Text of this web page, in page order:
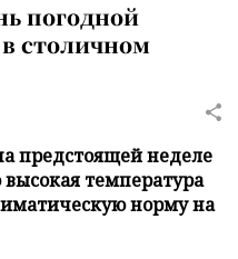
погодной
столичном
предстоящей неделе
высокая температура
норму на